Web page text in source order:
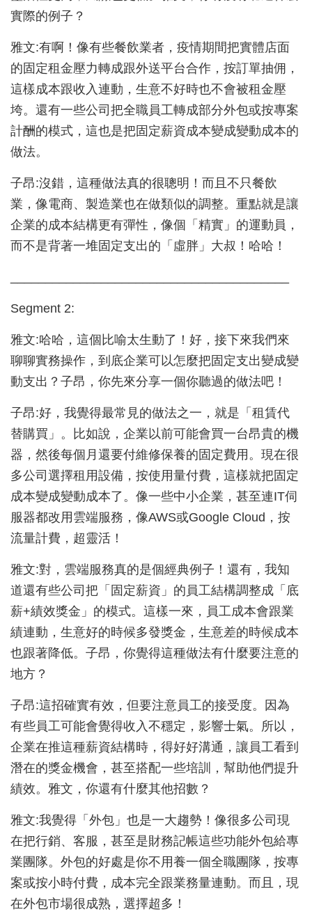
實際的例子？
雅文:有啊！像有些餐飲業者，疫情期間把實體店面
的固定租金壓力轉成跟外送平台合作，按訂單抽佣，
這樣成本跟收入連動，生意不好時也不會被租金壓
垮。還有一些公司把全職員工轉成部分外包或按專案
計酬的模式，這也是把固定薪資成本變成變動成本的
做法。
子昂:沒錯，這種做法真的很聰明！而且不只餐飲
業，像電商、製造業也在做類似的調整。重點就是讓
企業的成本結構更有彈性，像個「精實」的運動員，
而不是背著一堆固定支出的「虛胖」大叔！哈哈！
Segment 2:
雅文:哈哈，這個比喻太生動了！好，接下來我們來
聊聊實務操作，到底企業可以怎麼把固定支出變成變
動支出？子昂，你先來分享一個你聽過的做法吧！
子昂:好，我覺得最常見的做法之一，就是「租賃代
替購買」。比如說，企業以前可能會買一台昂貴的機
器，然後每個月還要付維修保養的固定費用。現在很
多公司選擇租用設備，按使用量付費，這樣就把固定
成本變成變動成本了。像一些中小企業，甚至連IT伺
服器都改用雲端服務，像AWS或Google Cloud，按
流量計費，超靈活！
雅文:對，雲端服務真的是個經典例子！還有，我知
道還有些公司把「固定薪資」的員工結構調整成「底
薪+績效獎金」的模式。這樣一來，員工成本會跟業
績連動，生意好的時候多發獎金，生意差的時候成本
也跟著降低。子昂，你覺得這種做法有什麼要注意的
地方？
子昂:這招確實有效，但要注意員工的接受度。因為
有些員工可能會覺得收入不穩定，影響士氣。所以，
企業在推這種薪資結構時，得好好溝通，讓員工看到
潛在的獎金機會，甚至搭配一些培訓，幫助他們提升
績效。雅文，你還有什麼其他招數？
雅文:我覺得「外包」也是一大趨勢！像很多公司現
在把行銷、客服，甚至是財務記帳這些功能外包給專
業團隊。外包的好處是你不用養一個全職團隊，按專
案或按小時付費，成本完全跟業務量連動。而且，現
在外包市場很成熟，選擇超多！